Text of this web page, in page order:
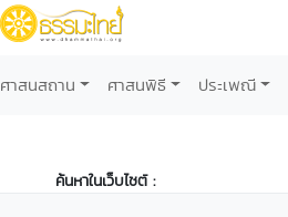
ศาสนสถาน ศาสนพิธี ประเพณี
ค้นหาในเว็บไซต์ :